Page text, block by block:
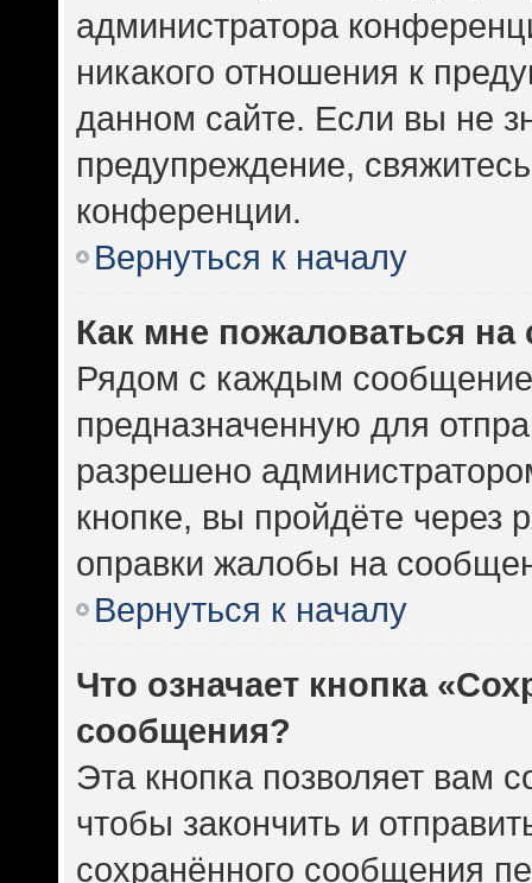
администратора
никакого отношения к
данном сайте. Если вы не
предупреждение,
конференции.
Вернуться к началу
Как мне пожаловаться
Рядом с каждым
предназначенную для
разрешено
кнопке, вы пройдёте
оправки жалобы на
Вернуться к началу
Что означает кнопка
сообщения?
Эта кнопка позволяет вам
чтобы закончить и
сохранённого сообщения